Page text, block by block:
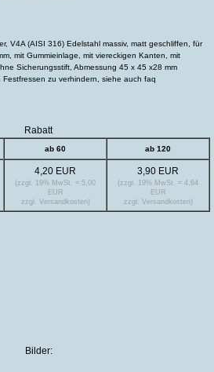
V4A (AISI 316) Edelstahl massiv, matt geschliffen, für
mit Gummieinlage, mit viereckigen Kanten, mit
Sicherungsstift, Abmessung 45 x 45 x28 mm
zu verhindern, siehe auch faq
Rabatt
ab 60 ab 120
4,20 EUR
(zzgl. 19% MwSt. = 5,00
EUR
zzgl. Versandkosten)
3,90 EUR
(zzgl. 19% MwSt. = 4,64
EUR
zzgl. Versandkosten)
Bilder: